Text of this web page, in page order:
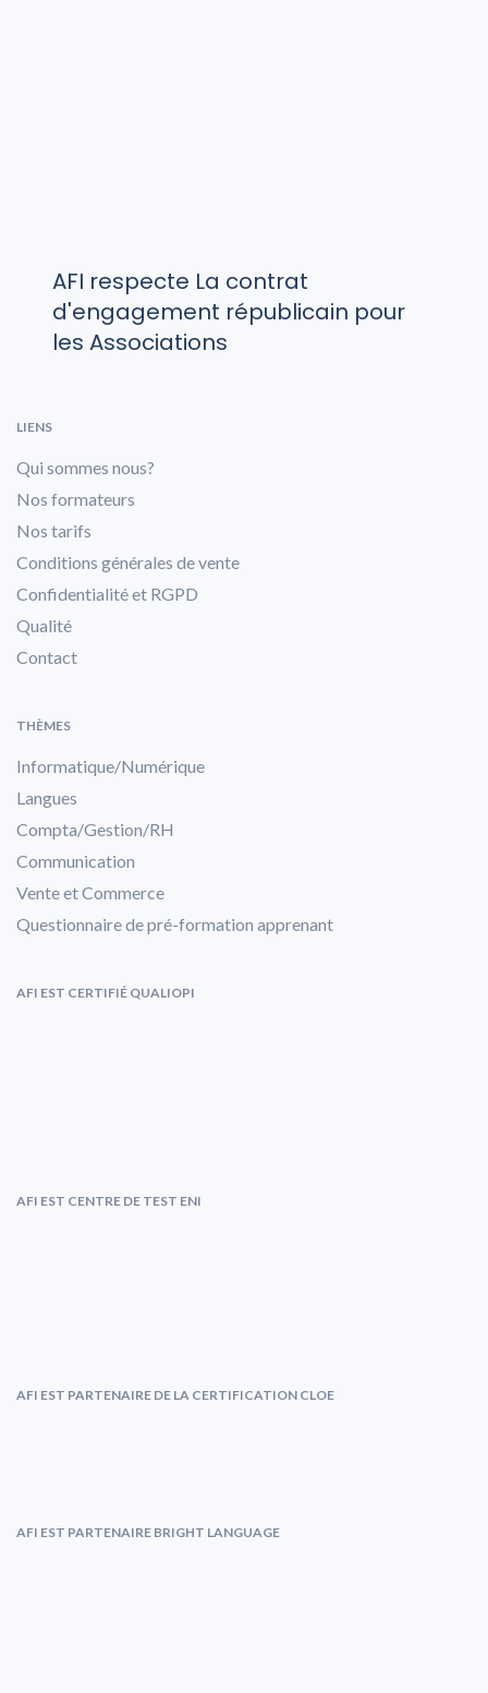
AFI respecte La contrat
d'engagement républicain pour
les Associations
LIENS
Qui sommes nous?
Nos formateurs
Nos tarifs
Conditions générales de vente
Confidentialité et RGPD
Qualité
Contact
THÈMES
Informatique/Numérique
Langues
Compta/Gestion/RH
Communication
Vente et Commerce
Questionnaire de pré-formation apprenant
AFI EST CERTIFIÉ QUALIOPI
AFI EST CENTRE DE TEST ENI
AFI EST PARTENAIRE DE LA CERTIFICATION CLOE
AFI EST PARTENAIRE BRIGHT LANGUAGE